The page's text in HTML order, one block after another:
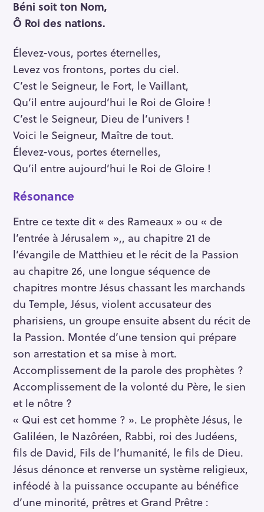
Béni soit ton Nom,
Ô Roi des nations.
Élevez-vous, portes éternelles,
Levez vos frontons, portes du ciel.
C’est le Seigneur, le Fort, le Vaillant,
Qu’il entre aujourd’hui le Roi de Gloire !
C’est le Seigneur, Dieu de l’univers !
Voici le Seigneur, Maître de tout.
Élevez-vous, portes éternelles,
Qu’il entre aujourd’hui le Roi de Gloire !
Résonance
Entre ce texte dit « des Rameaux » ou « de
l’entrée à Jérusalem »,, au chapitre 21 de
l’évangile de Matthieu et le récit de la Passion
au chapitre 26, une longue séquence de
chapitres montre Jésus chassant les marchands
du Temple, Jésus, violent accusateur des
pharisiens, un groupe ensuite absent du récit de
la Passion. Montée d’une tension qui prépare
son arrestation et sa mise à mort.
Accomplissement de la parole des prophètes ?
Accomplissement de la volonté du Père, le sien
et le nôtre ?
« Qui est cet homme ? ». Le prophète Jésus, le
Galiléen, le Nazôréen, Rabbi, roi des Judéens,
fils de David, Fils de l’humanité, le fils de Dieu.
Jésus dénonce et renverse un système religieux,
inféodé à la puissance occupante au bénéfice
d’une minorité, prêtres et Grand Prêtre :